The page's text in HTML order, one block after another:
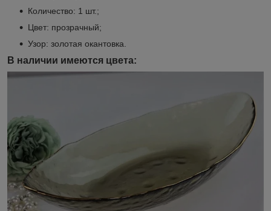
Количество: 1 шт.;
Цвет: прозрачный;
Узор: золотая окантовка.
В наличии имеются цвета: